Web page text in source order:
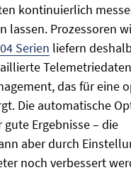
kontinuierlich
lassen. Prozessoren
Serien liefern
Telemetriedaten
das für eine
Die automatische
Ergebnisse – die
aber durch
noch verbessert